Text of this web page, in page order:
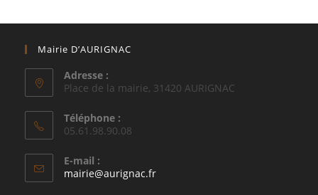
Mairie D’AURIGNAC
Adresse :
Place de la mairie, 31420 AURIGNAC
Téléphone :
05.61.98.90.08
E-mail :
mairie@aurignac.frS’ouvre